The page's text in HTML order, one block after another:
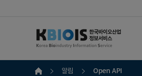
알림 Open API